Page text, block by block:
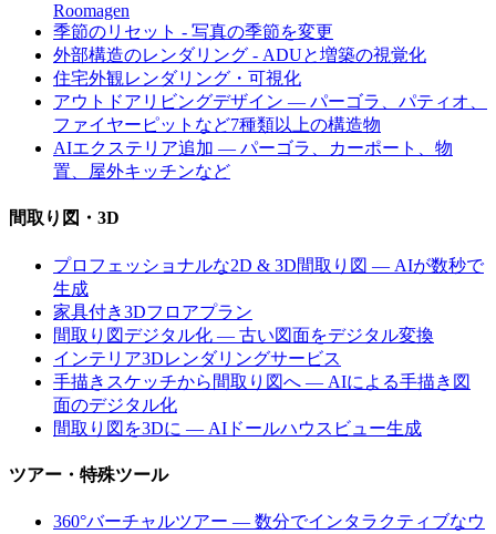
Roomagen
季節のリセット - 写真の季節を変更
外部構造のレンダリング - ADUと増築の視覚化
住宅外観レンダリング・可視化
アウトドアリビングデザイン — パーゴラ、パティオ、
ファイヤーピットなど7種類以上の構造物
AIエクステリア追加 — パーゴラ、カーポート、物
置、屋外キッチンなど
間取り図・3D
プロフェッショナルな2D & 3D間取り図 — AIが数秒で
生成
家具付き3Dフロアプラン
間取り図デジタル化 — 古い図面をデジタル変換
インテリア3Dレンダリングサービス
手描きスケッチから間取り図へ — AIによる手描き図
面のデジタル化
間取り図を3Dに — AIドールハウスビュー生成
ツアー・特殊ツール
360°バーチャルツアー — 数分でインタラクティブなウ